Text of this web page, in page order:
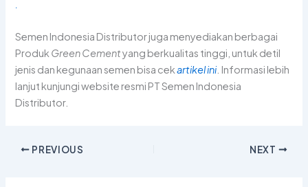
Semen Indonesia Distributor juga menyediakan berbagai
Produk Green Cementyang berkualitas tinggi, untuk detil
jenis dan kegunaan semen bisa cekartikel ini. Informasi lebih
lanjut kunjungi website resmi PT Semen Indonesia
Distributor.
PREVIOUS NEXT